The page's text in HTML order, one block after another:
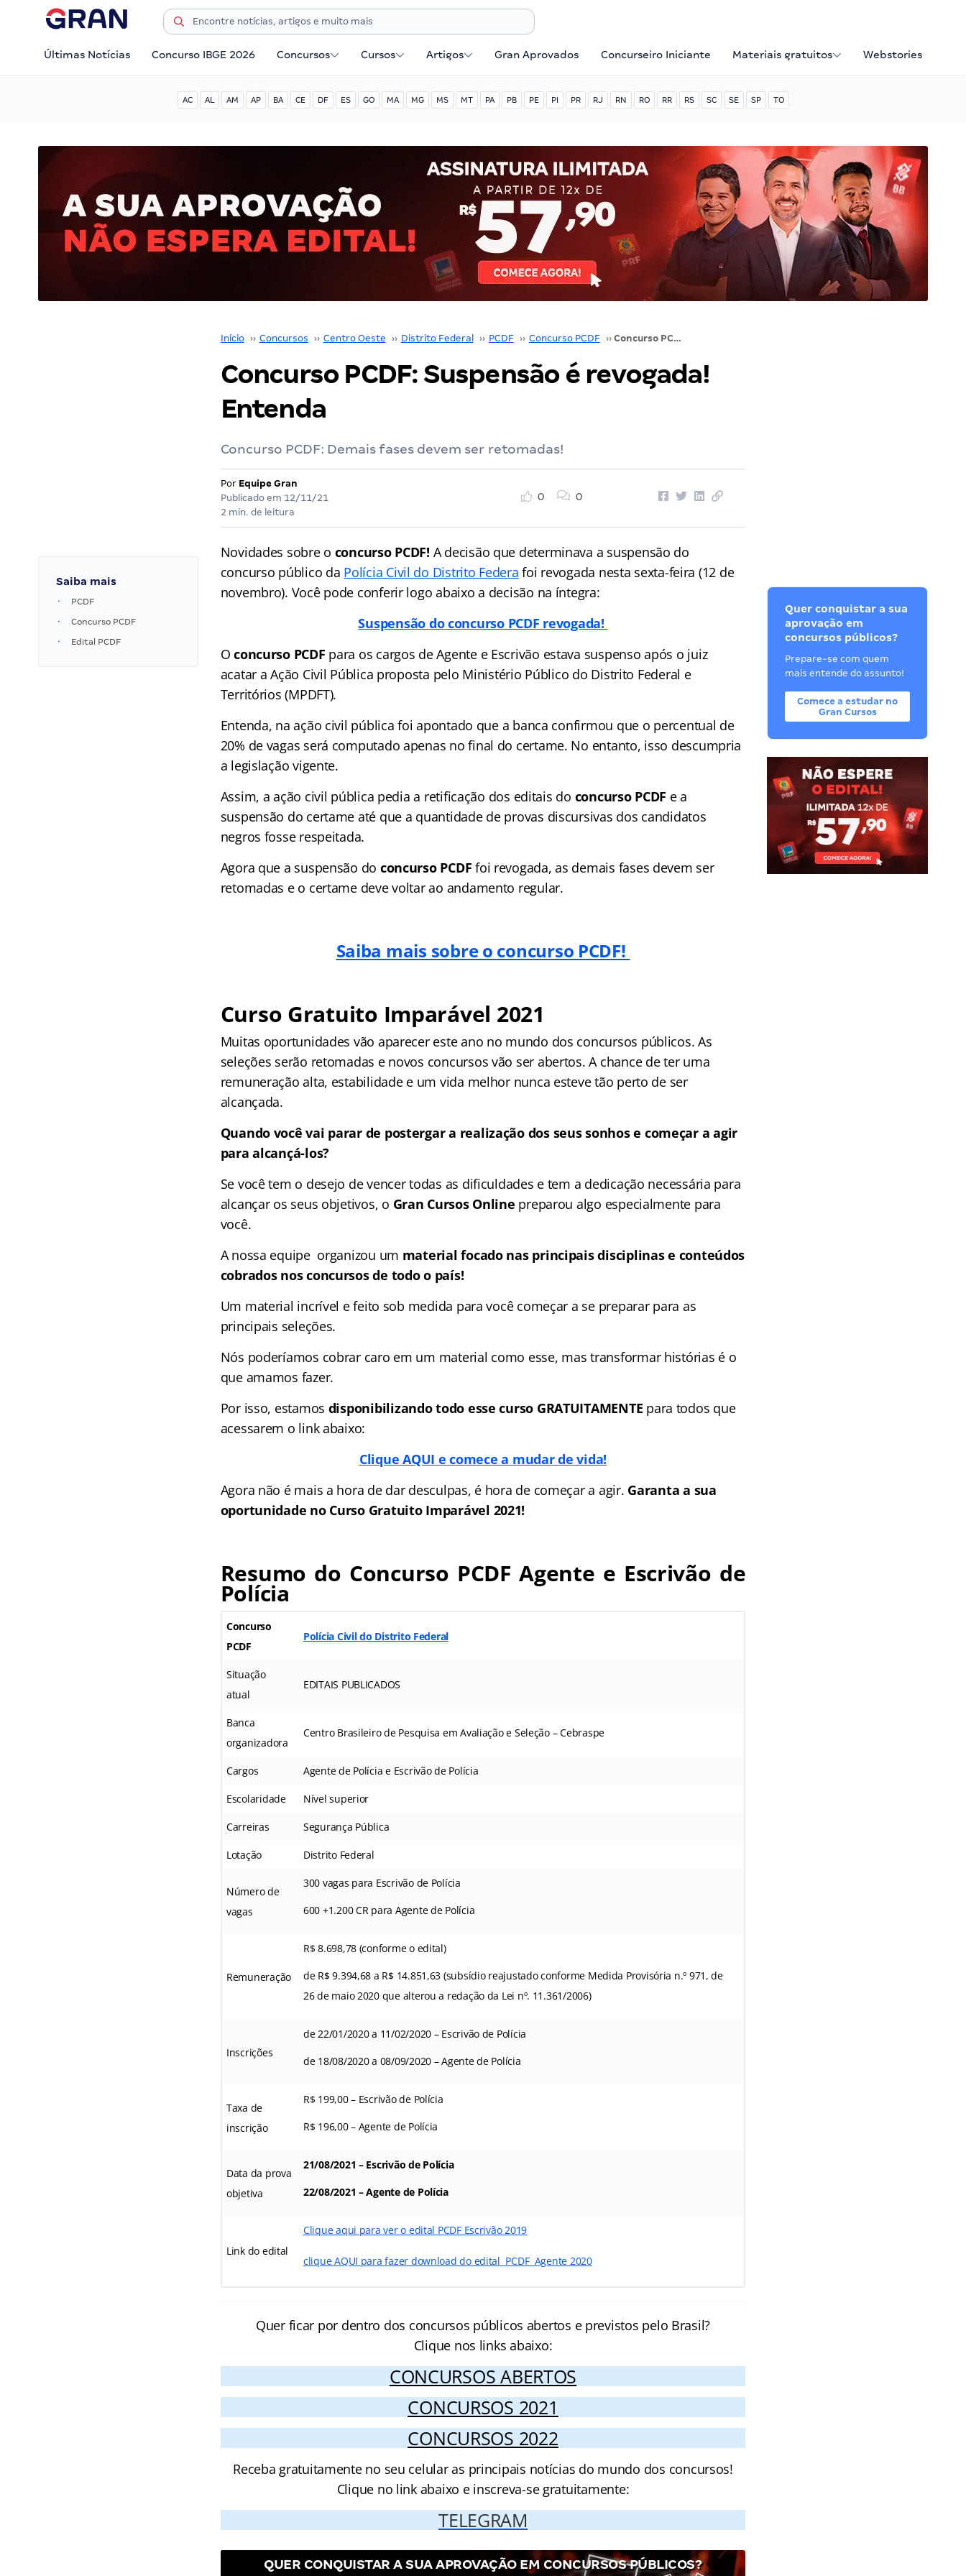
Últimas Notícias Concurso IBGE 2026 Concursos Cursos Artigos Gran Aprovados Concurseiro Iniciante Materiais gratuitos Webstories
AC AL AM AP BA CE DF ES GO MA MG MS MT PA PB PE PI PR RJ RN RO RR RS SC SE SP TO
Início ›› Concursos ›› Centro Oeste ›› Distrito Federal ›› PCDF ›› Concurso PCDF ›› Concurso PCDF: Suspensão é revogada! Entenda
Concurso PCDF: Suspensão é revogada!
Entenda
Concurso PCDF: Demais fases devem ser retomadas!
Por Equipe Gran
Publicado em 12/11/21
2 min. de leitura
0 0
Saiba mais
PCDF
Concurso PCDF
Edital PCDF
Novidades sobre o concurso PCDF! A decisão que determinava a suspensão do
concurso público da Polícia Civil do Distrito Federa foi revogada nesta sexta-feira (12 de
novembro). Você pode conferir logo abaixo a decisão na íntegra:
Suspensão do concurso PCDF revogada!
Oconcurso PCDF para os cargos de Agente e Escrivão estava suspenso após o juiz
acatar a Ação Civil Pública proposta pelo Ministério Público do Distrito Federal e
Territórios (MPDFT).
Entenda, na ação civil pública foi apontado que a banca confirmou que o percentual de
20% de vagas será computado apenas no final do certame. No entanto, isso descumpria
a legislação vigente.
Assim, a ação civil pública pedia a retificação dos editais do concurso PCDF e a
suspensão do certame até que a quantidade de provas discursivas dos candidatos
negros fosse respeitada.
Agora que a suspensão do concurso PCDF foi revogada, as demais fases devem ser
retomadas e o certame deve voltar ao andamento regular.
Saiba mais sobre o concurso PCDF!
Curso Gratuito Imparável 2021
Muitas oportunidades vão aparecer este ano no mundo dos concursos públicos. As
seleções serão retomadas e novos concursos vão ser abertos. A chance de ter uma
remuneração alta, estabilidade e um vida melhor nunca esteve tão perto de ser
alcançada.
Quando você vai parar de postergar a realização dos seus sonhos e começar a agir
para alcançá-los?
Se você tem o desejo de vencer todas as dificuldades e tem a dedicação necessária para
alcançar os seus objetivos, o Gran Cursos Online preparou algo especialmente para
você.
A nossa equipe organizou um material focado nas principais disciplinas e conteúdos
cobrados nos concursos de todo o país!
Um material incrível e feito sob medida para você começar a se preparar para as
principais seleções.
Nós poderíamos cobrar caro em um material como esse, mas transformar histórias é o
que amamos fazer.
Por isso, estamos disponibilizando todo esse curso GRATUITAMENTE para todos que
acessarem o link abaixo:
Clique AQUI e comece a mudar de vida!
Agora não é mais a hora de dar desculpas, é hora de começar a agir. Garanta a sua
oportunidade no Curso Gratuito Imparável 2021!
Resumo do Concurso PCDF Agente e Escrivão de
Polícia
Concurso
PCDF
Polícia Civil do Distrito Federal
Situação
atual
EDITAIS PUBLICADOS
Banca
organizadora
Centro Brasileiro de Pesquisa em Avaliação e Seleção – Cebraspe
Cargos Agente de Polícia e Escrivão de Polícia
Escolaridade Nível superior
Carreiras Segurança Pública
Lotação Distrito Federal
Número de
vagas
300 vagas para Escrivão de Polícia
600 +1.200 CR para Agente de Polícia
Remuneração
R$ 8.698,78 (conforme o edital)
de R$ 9.394,68 a R$ 14.851,63 (subsídio reajustado conforme Medida Provisória n.º 971, de
26 de maio 2020 que alterou a redação da Lei nº. 11.361/2006)
Inscrições
de 22/01/2020 a 11/02/2020 – Escrivão de Polícia
de 18/08/2020 a 08/09/2020 – Agente de Polícia
Taxa de
inscrição
R$ 199,00 – Escrivão de Polícia
R$ 196,00 – Agente de Polícia
Data da prova
objetiva
21/08/2021 – Escrivão de Polícia
22/08/2021 – Agente de Polícia
Link do edital
Clique aqui para ver o edital PCDF Escrivão 2019
clique AQUI para fazer download do edital PCDF Agente 2020
Quer ficar por dentro dos concursos públicos abertos e previstos pelo Brasil?
Clique nos links abaixo:
CONCURSOS ABERTOS
CONCURSOS 2021
CONCURSOS 2022
Receba gratuitamente no seu celular as principais notícias do mundo dos concursos!
Clique no link abaixo e inscreva-se gratuitamente:
TELEGRAM
QUER CONQUISTAR A SUA APROVAÇÃO EM CONCURSOS PÚBLICOS?
Quer conquistar a sua
aprovação em
concursos públicos?
Prepare-se com quem
mais entende do assunto!
Comece a estudar no
Gran Cursos